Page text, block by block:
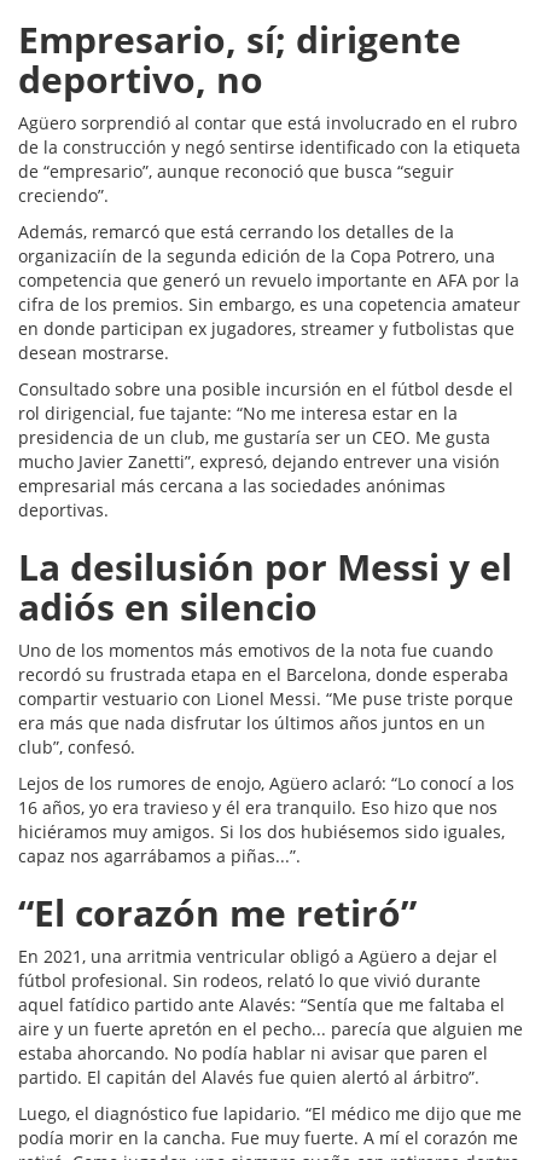
Empresario, sí; dirigente
deportivo, no
Agüero sorprendió al contar que está involucrado en el rubro
de la construcción y negó sentirse identificado con la etiqueta
de “empresario”, aunque reconoció que busca “seguir
creciendo”.
Además, remarcó que está cerrando los detalles de la
organizaciín de la segunda edición de la Copa Potrero, una
competencia que generó un revuelo importante en AFA por la
cifra de los premios. Sin embargo, es una copetencia amateur
en donde participan ex jugadores, streamer y futbolistas que
desean mostrarse.
Consultado sobre una posible incursión en el fútbol desde el
rol dirigencial, fue tajante: “No me interesa estar en la
presidencia de un club, me gustaría ser un CEO. Me gusta
mucho Javier Zanetti”, expresó, dejando entrever una visión
empresarial más cercana a las sociedades anónimas
deportivas.
La desilusión por Messi y el
adiós en silencio
Uno de los momentos más emotivos de la nota fue cuando
recordó su frustrada etapa en el Barcelona, donde esperaba
compartir vestuario con Lionel Messi. “Me puse triste porque
era más que nada disfrutar los últimos años juntos en un
club”, confesó.
Lejos de los rumores de enojo, Agüero aclaró: “Lo conocí a los
16 años, yo era travieso y él era tranquilo. Eso hizo que nos
hiciéramos muy amigos. Si los dos hubiésemos sido iguales,
capaz nos agarrábamos a piñas...”.
“El corazón me retiró”
En 2021, una arritmia ventricular obligó a Agüero a dejar el
fútbol profesional. Sin rodeos, relató lo que vivió durante
aquel fatídico partido ante Alavés: “Sentía que me faltaba el
aire y un fuerte apretón en el pecho... parecía que alguien me
estaba ahorcando. No podía hablar ni avisar que paren el
partido. El capitán del Alavés fue quien alertó al árbitro”.
Luego, el diagnóstico fue lapidario. “El médico me dijo que me
podía morir en la cancha. Fue muy fuerte. A mí el corazón me